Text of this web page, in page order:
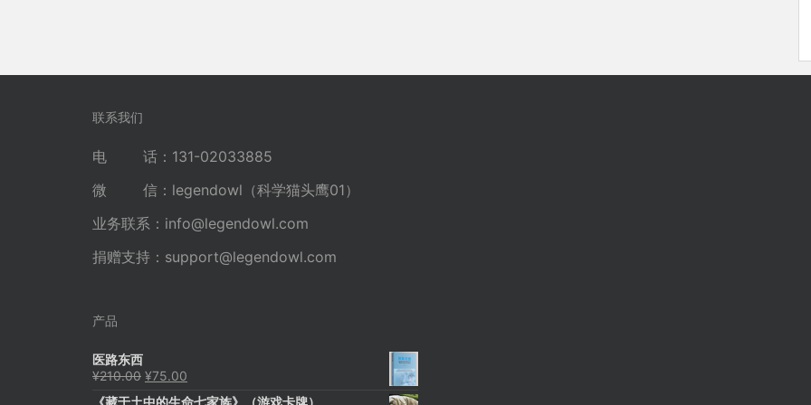
联系我们
电 话：131-02033885
微 信：legendowl（科学猫头鹰01）
业务联系： info@legendowl.com
捐赠支持： support@legendowl.com
产品
医路东西
¥210.00 原
¥75.00